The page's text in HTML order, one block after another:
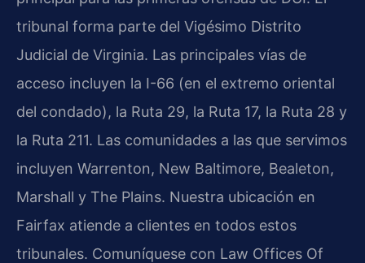
tribunal forma parte del Vigésimo Distrito
Judicial de Virginia. Las principales vías de
acceso incluyen la I-66 (en el extremo oriental
del condado), la Ruta 29, la Ruta 17, la Ruta 28 y
la Ruta 211. Las comunidades a las que servimos
incluyen Warrenton, New Baltimore, Bealeton,
Marshall y The Plains. Nuestra ubicación en
Fairfax atiende a clientes en todos estos
tribunales. Comuníquese con Law Offices Of